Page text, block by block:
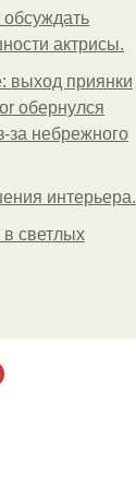
актрисы.
выход приянки
обернулся
за небрежного
интерьера.
в светлых